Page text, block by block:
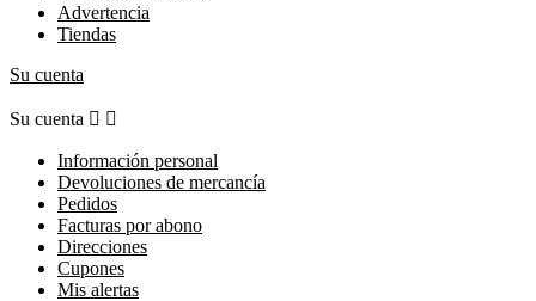
Advertencia
Tiendas
Su cuenta
Su cuenta  
Información personal
Devoluciones de mercancía
Pedidos
Facturas por abono
Direcciones
Cupones
Mis alertas